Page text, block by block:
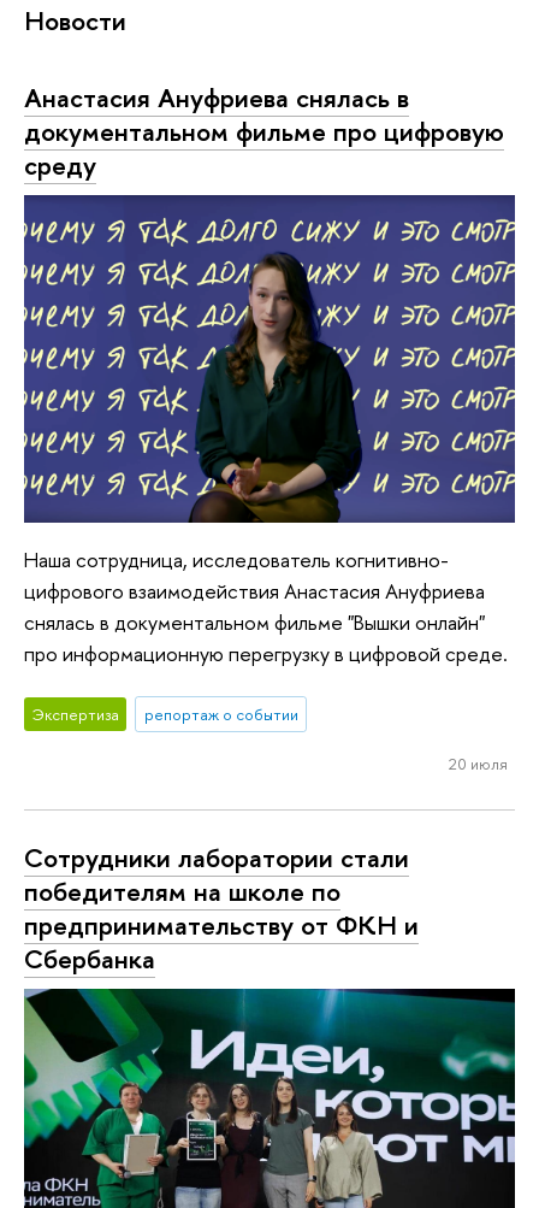
Новости
Анастасия Ануфриева снялась в
документальном фильме про цифровую
среду
Наша сотрудница, исследователь когнитивно-
цифрового взаимодействия Анастасия Ануфриева
снялась в документальном фильме "Вышки онлайн"
про информационную перегрузку в цифровой среде.
Экспертиза репортаж о событии
20 июля
Сотрудники лаборатории стали
победителям на школе по
предпринимательству от ФКН и
Сбербанка